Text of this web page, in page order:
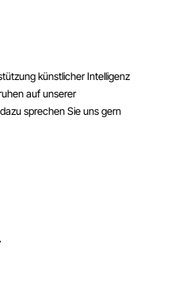
künstlicher Intelligenz
auf unserer
sprechen Sie uns gern